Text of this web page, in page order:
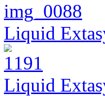
Liquid
Liquid